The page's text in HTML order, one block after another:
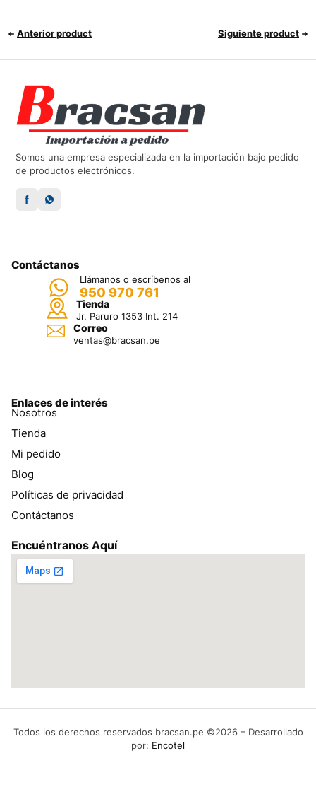
Anterior product Siguiente product
Somos una empresa especializada en la importación bajo pedido
de productos electrónicos.
Contáctanos
Llámanos o escríbenos al
950 970 761
Tienda
Jr. Paruro 1353 Int. 214
Correo
ventas@bracsan.pe
Enlaces de interés
Nosotros
Tienda
Mi pedido
Blog
Políticas de privacidad
Contáctanos
Encuéntranos Aquí
Todos los derechos reservados bracsan.pe ©2026 – Desarrollado
por: Encotel